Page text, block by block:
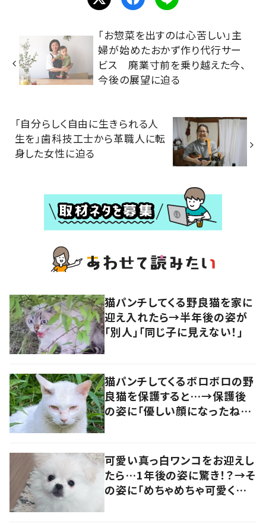
「お惣菜を出すのは心苦しい」主
婦が始めたおかず作り代行サー
ビス 廃業寸前を乗り越えた今、
今後の展望に迫る
「自分らしく自由に生きられる人
生を」歯科技工士から革職人に転
身した女性に迫る
猫パンチしてくる野良猫を家に
迎え入れたら→半年後の姿が
「別人」「同じ子に見えない！」
猫パンチしてくるボロボロの野
良猫を保護すると…→保護後
の姿に「優しい顔になったね！」
可愛い真っ白ワンコをお迎えし
たら…1年後の姿に驚き！？→そ
の姿に「めちゃめちゃ可愛くて